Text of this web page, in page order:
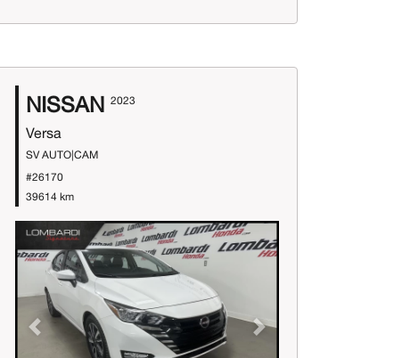
NISSAN 2023
Versa
SV AUTO|CAM
#26170
39614 km
Previous Next